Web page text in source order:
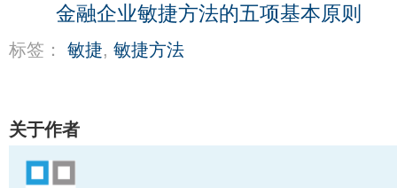
金融企业敏捷方法的五项基本原则
标签： 敏捷, 敏捷方法
关于作者